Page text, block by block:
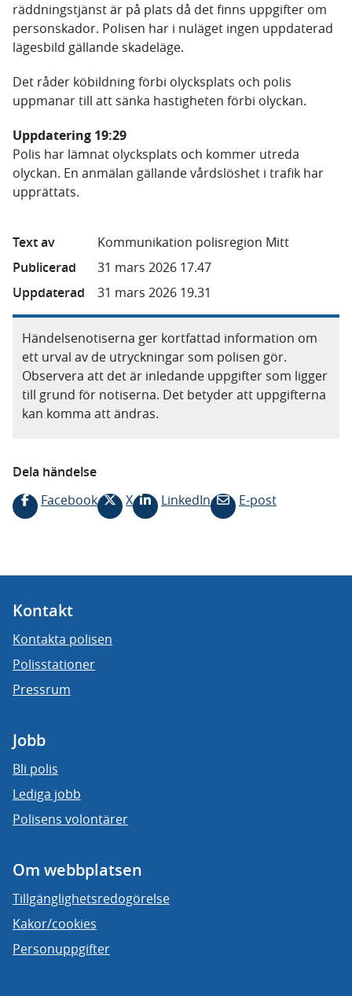
räddningstjänst är på plats då det finns uppgifter om
personskador. Polisen har i nuläget ingen uppdaterad
lägesbild gällande skadeläge.
Det råder köbildning förbi olycksplats och polis
uppmanar till att sänka hastigheten förbi olyckan.
Uppdatering 19:29
Polis har lämnat olycksplats och kommer utreda
olyckan. En anmälan gällande vårdslöshet i trafik har
upprättats.
Text av
Kommunikation polisregion Mitt
Publicerad
31 mars 2026 17.47
Uppdaterad
31 mars 2026 19.31
Händelsenotiserna ger kortfattad information om
ett urval av de utryckningar som polisen gör.
Observera att det är inledande uppgifter som ligger
till grund för notiserna. Det betyder att uppgifterna
kan komma att ändras.
Dela händelse
Facebook
X LinkedIn E-post
Kontakt
Kontakta polisen
Polisstationer
Pressrum
Jobb
Bli polis
Lediga jobb
Polisens volontärer
Om webbplatsen
Tillgänglighetsredogörelse
Kakor/cookies
Personuppgifter